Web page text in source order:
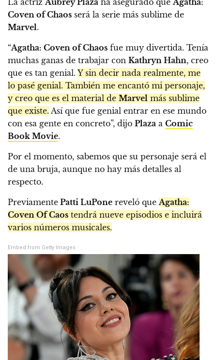
La actrizAubrey Plaza ha asegurado queAgatha:
Coven of Chaos será la serie más sublime de
Marvel.
“Agatha: Coven of Chaos fue muy divertida. Tenía
muchas ganas de trabajar con Kathryn Hahn, creo
que es tan genial. Y sin decir nada realmente, me
lo pasé genial. También me encantó mi personaje,
y creo que es el material de Marvel más sublime
que existe. Así que fue genial entrar en ese mundo
con esa gente en concreto”, dijo Plaza a Comic
Book Movie.
Por el momento, sabemos que su personaje será el
de una bruja, aunque no hay más detalles al
respecto.
Previamente Patti LuPone reveló queAgatha:
Coven Of Caos tendrá nueve episodios e incluirá
varios números musicales.
Embed from Getty Images